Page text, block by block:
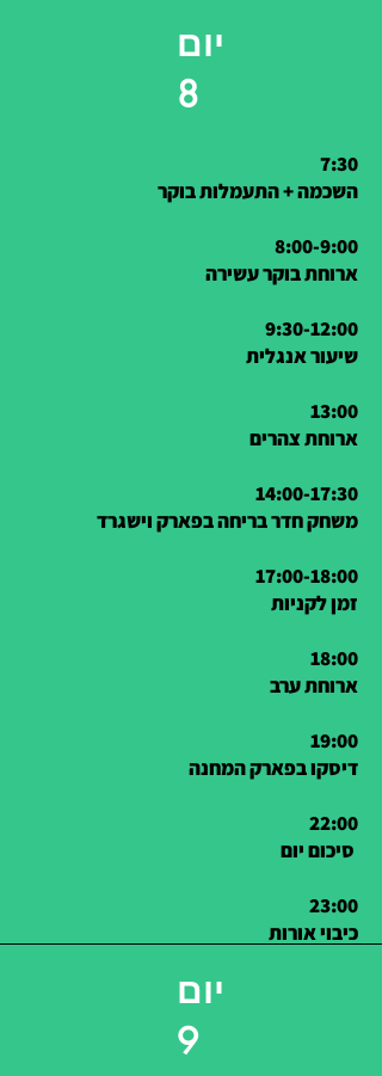
יום
8
7:30
השכמה + התעמלות בוקר
8:00-9:00
ארוחת בוקר עשירה
9:30-12:00
שיעור אנגלית
13:00
ארוחת צהרים
14:00-17:30
משחק חדר בריחה בפארק וישגרד
17:00-18:00
זמן לקניות
18:00
ארוחת ערב
19:00
דיסקו בפארק המחנה
22:00
23:00
כיבוי אורות
יום
9